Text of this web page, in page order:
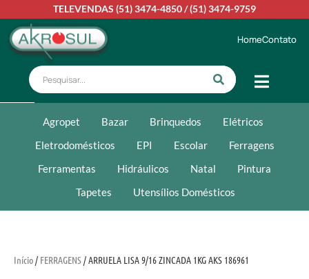
TELEVENDAS (51) 3474-4850/(51) 3474-9759
HomeContato
Agropet Bazar Brinquedos
Elétricos
Eletrodomésticos
EPI Escolar
Ferragens
Ferramentas
Hidráulicos Natal
Pintura
Tapetes
Utensílios Domésticos
Início/ FERRAGENS/ ARRUELA LISA 9/16 ZINCADA 1KG AKS 186961